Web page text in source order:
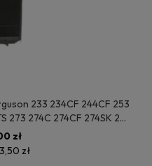
233 234CF 244CF 253
273 274C 274CF 274SK 283
3546937M91
zł
zł